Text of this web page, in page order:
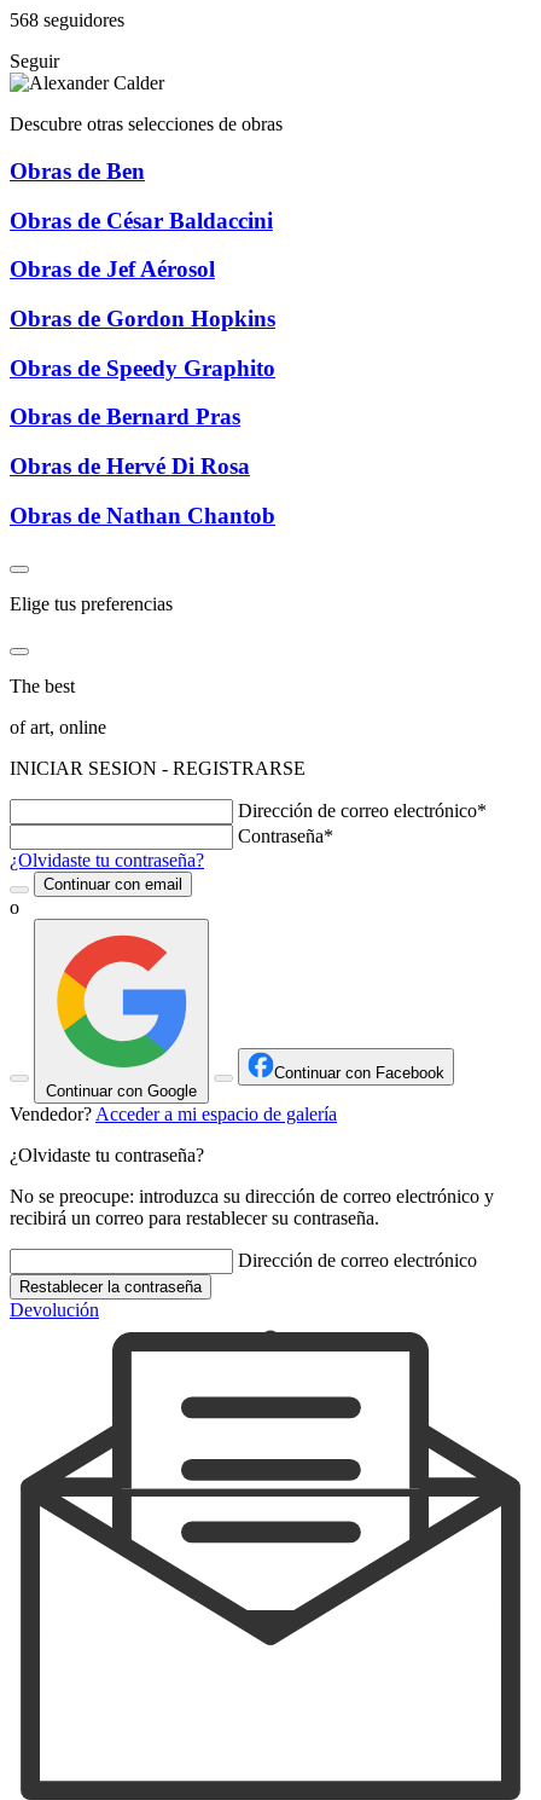
568 seguidores
Seguir
Descubre otras selecciones de obras
Obras de Ben
Obras de César Baldaccini
Obras de Jef Aérosol
Obras de Gordon Hopkins
Obras de Speedy Graphito
Obras de Bernard Pras
Obras de Hervé Di Rosa
Obras de Nathan Chantob
Elige tus preferencias
The best
of art, online
INICIAR SESION - REGISTRARSE
Dirección de correo electrónico*
Contraseña*
¿Olvidaste tu contraseña?
Continuar con email
o
Continuar con Google
Continuar con Facebook
Vendedor? Acceder a mi espacio de galería
¿Olvidaste tu contraseña?
No se preocupe: introduzca su dirección de correo electrónico y
recibirá un correo para restablecer su contraseña.
Dirección de correo electrónico
Restablecer la contraseña
Devolución